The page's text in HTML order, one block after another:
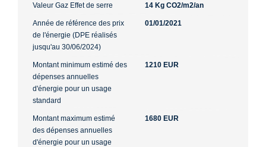
Valeur Gaz Effet de serre 14 Kg CO2/m2/an
Année de référence des prix
de l'énergie (DPE réalisés
jusqu'au 30/06/2024)
01/01/2021
Montant minimum estimé des
dépenses annuelles
d'énergie pour un usage
standard
1210 EUR
Montant maximum estimé
des dépenses annuelles
d'énergie pour un usage
1680 EUR